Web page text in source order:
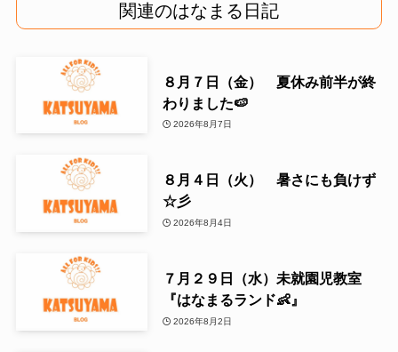
関連のはなまる日記
８月７日（金） 夏休み前半が終
わりました🍉
2026年8月7日
８月４日（火） 暑さにも負けず
☆彡
2026年8月4日
７月２９日（水）未就園児教室
『はなまるランド👶』
2026年8月2日